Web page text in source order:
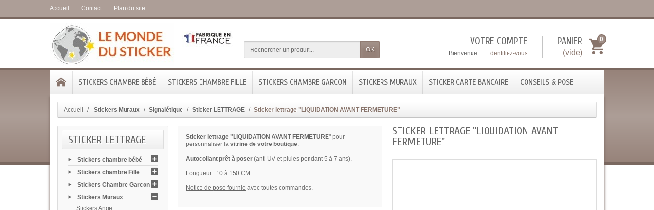
Accueil Contact Plan du site
OK
PANIER
(vide)
0
VOTRE COMPTE
Bienvenue Identifiez-vous
STICKERS CHAMBRE BÉBÉ STICKERS CHAMBRE FILLE STICKERS CHAMBRE GARCON STICKERS MURAUX STICKER CARTE BANCAIRE CONSEILS & POSE
Accueil Stickers Muraux Signalétique Sticker LETTRAGE Sticker lettrage "LIQUIDATION AVANT FERMETURE"
STICKER LETTRAGE
Stickers chambre bébé
Stickers chambre Fille
Stickers Chambre Garcon
Stickers Muraux
Stickers Ange
STICKER LETTRAGE "LIQUIDATION AVANT
FERMETURE"
Sticker lettrage "LIQUIDATION AVANT FERMETURE" pour
personnaliser lavitrine de votre boutique.
Autocollant prêt à poser (anti UV et pluies pendant 5 à 7 ans).
Longueur : 10 à 150 CM
Notice de pose fournie avec toutes commandes.